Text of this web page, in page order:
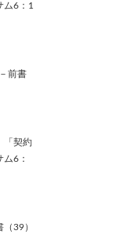
ム6：1
前書
「契約
6：
39）